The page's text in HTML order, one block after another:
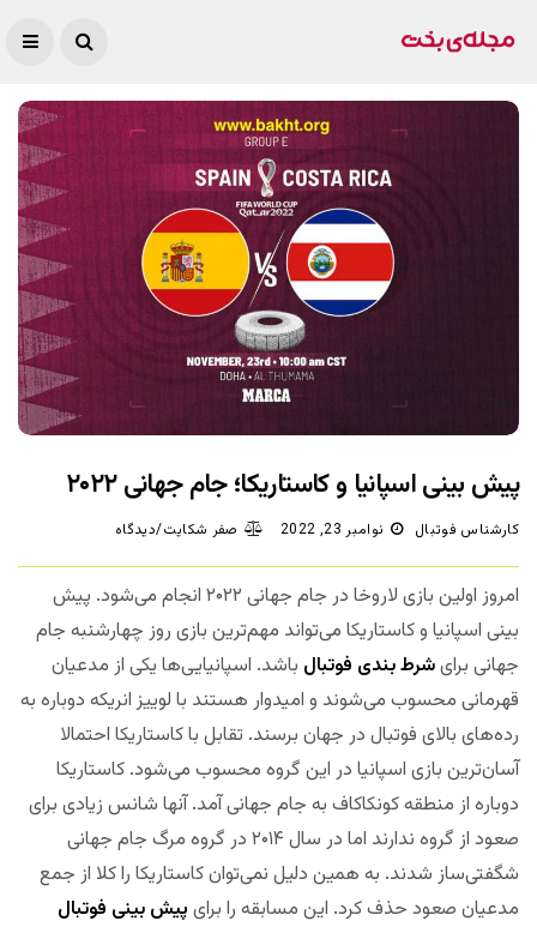
پیش بینی اسپانیا و کاستاریکا؛ جام جهانی ۲۰۲۲
کارشناس فوتبال نوامبر 23, 2022 صفر شکایت/دیدگاه
امروز اولین بازی لاروخا در جام جهانی ۲۰۲۲ انجام می‌شود. پیش
بینی اسپانیا و کاستاریکا می‌تواند مهم‌ترین بازی روز چهارشنبه جام
جهانی برایشرط بندی فوتبال باشد. اسپانیایی‌ها یکی از مدعیان
قهرمانی محسوب می‌شوند و امیدوار هستند با لوییز انریکه دوباره به
رده‌های بالای فوتبال در جهان برسند. تقابل با کاستاریکا احتمالا
آسان‌ترین بازی اسپانیا در این گروه محسوب می‌شود. کاستاریکا
دوباره از منطقه کونکاکاف به جام جهانی آمد. آنها شانس زیادی برای
صعود از گروه ندارند اما در سال ۲۰۱۴ در گروه مرگ جام جهانی
شگفتی‌ساز شدند. به همین دلیل نمی‌توان کاستاریکا را کلا از جمع
مدعیان صعود حذف کرد. این مسابقه را برای پیش بینی فوتبال